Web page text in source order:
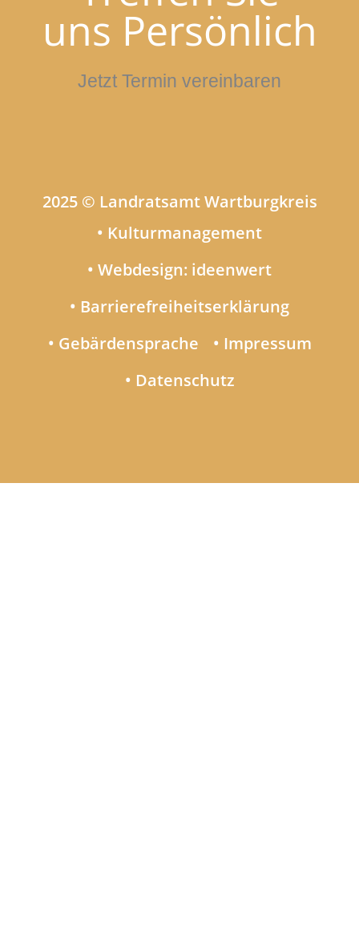
uns Persönlich
Jetzt Termin vereinbaren
2025 © Landratsamt Wartburgkreis
• Kulturmanagement
• Webdesign: ideenwert
• Barrierefreiheitserklärung
• Gebärdensprache
• Impressum
• Datenschutz